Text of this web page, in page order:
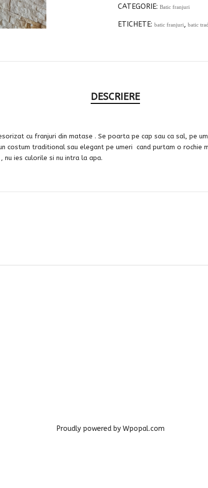
CATEGORIE: Batic franjuri
ETICHETE: batic franjuri, batic
DESCRIERE
cu franjuri din matase . Se poarta pe cap sau ca sal, pe
costum traditional sau elegant pe umeri cand purtam o rochie
nu ies culorile si nu intra la apa.
Proudly powered by Wpopal.com